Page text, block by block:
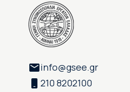
info@gsee.gr
210 8202100